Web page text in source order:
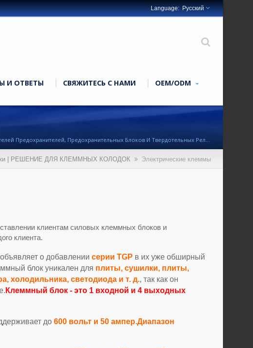
Русский
И ОТВЕТЫ СВЯЖИТЕСЬ С НАМИ OEM/ODM
Предохранителей, Предохранительных Блоков И Твердотельных Реле
| РЕШЕНИЕ ДЛЯ КЛЕММНЫХ КОЛОДОК Электрические клеммы
клиентам силовых клеммных блоков и
клиента.
о добавлении серии TGP в их уже обширный
блок уникален для плиты, сушилки, плиты,
холодильника, светодиода и т. д., так как он
Клеммный блок - это 1 входной и 4 выходных
до 600 вольт и 50 ампер.Диапазон